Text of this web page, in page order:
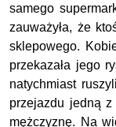
samego
zauważyła, że
sklepowego.
przekazała jego
natychmiast
przejazdu jedną
mężczyznę. Na